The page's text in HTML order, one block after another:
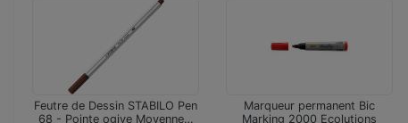
Feutre de Dessin STABILO Pen
68 - Pointe ogive Moyenne…
Marqueur permanent Bic
Marking 2000 Ecolutions